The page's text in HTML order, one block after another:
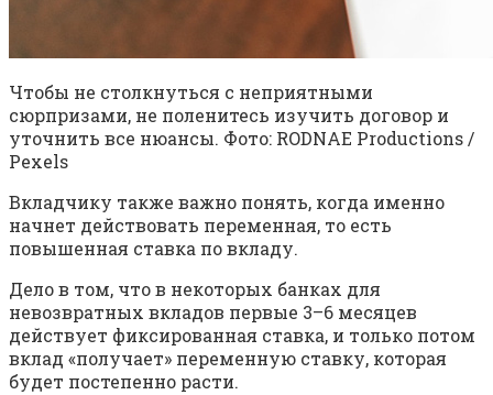
Чтобы не столкнуться с неприятными
сюрпризами, не поленитесь изучить договор и
уточнить все нюансы. Фото: RODNAE Productions /
Pexels
Вкладчику также важно понять, когда именно
начнет действовать переменная, то есть
повышенная ставка по вкладу.
Дело в том, что в некоторых банках для
невозвратных вкладов первые 3–6 месяцев
действует фиксированная ставка, и только потом
вклад «получает» переменную ставку, которая
будет постепенно расти.